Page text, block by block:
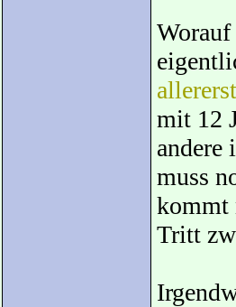
mit 12
andere
muss
kommt
Tritt